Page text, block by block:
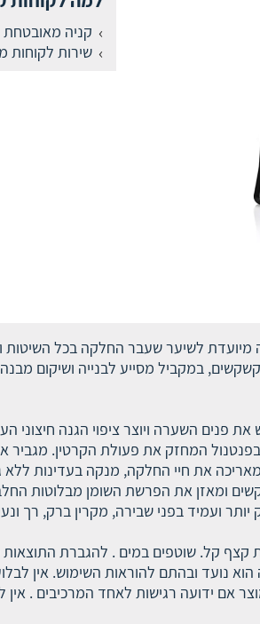
קניה מאובטחת
שירות לקוחות
לשיער שעבר החלקה בכל השיטות
קשקשים, במקביל מסייע לבנייה ושיקום
פנים השערה ויוצר ציפוי הגנה חיצוני
את חיי החלקה, מנקה בעדינות ללא
ומאזן את הפרשת השומן מבלוטות
ועמיד בפני שבירה, מקרין ברק, רך
קצף קל. שוטפים במים . להגברת
ובהתם להוראות השימוש. אין
אם ידועה רגישות לאחד המרכיבים .